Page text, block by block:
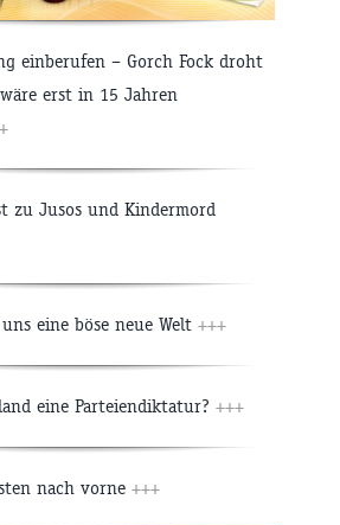
einberufen – Gorch Fock droht
erst in 15 Jahren
zu Jusos und Kindermord
eine böse neue Welt +++
eine Parteiendiktatur? +++
nach vorne +++